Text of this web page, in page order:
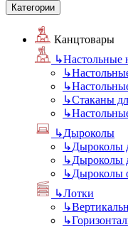
Категории
Канцтовары
↳Настольные
↳
↳
↳Стаканы
↳
↳Дыроколы
↳Дыроколы
↳Дыроколы
↳Дыроколы
↳Лотки
↳
↳